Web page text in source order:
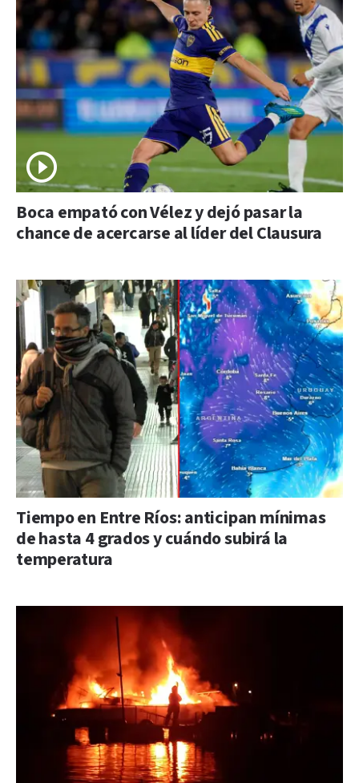
Boca empató con Vélez y dejó pasar la
chance de acercarse al líder del Clausura
Tiempo en Entre Ríos: anticipan mínimas
de hasta 4 grados y cuándo subirá la
temperatura